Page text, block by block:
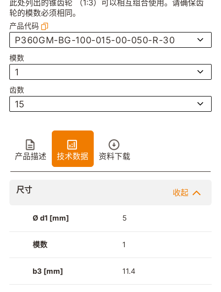
此处列出的锥齿轮 （1:3）可以相互组合使用。请确保齿
轮的模数必须相同。
产品代码
P360GM-BG-100-015-00-050-R-30
模数
1
齿数
15
产品描述 技术数据 资料下载
尺寸 收起
Ø d1 [mm] 5
模数 1
b3 [mm] 11.4